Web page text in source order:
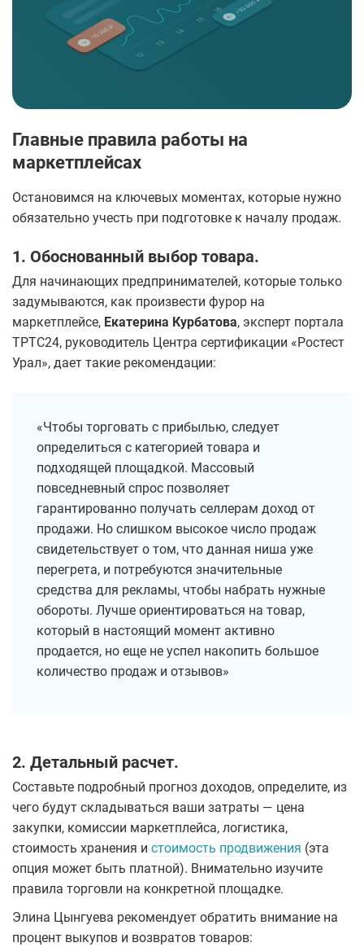
Главные правила работы на
маркетплейсах
Остановимся на ключевых моментах, которые нужно
обязательно учесть при подготовке к началу продаж.
1. Обоснованный выбор товара.
Для начинающих предпринимателей, которые только
задумываются, как произвести фурор на
маркетплейсе, Екатерина Курбатова, эксперт портала
ТРТС24, руководитель Центра сертификации «Ростест
Урал», дает такие рекомендации:
«Чтобы торговать с прибылью, следует
определиться с категорией товара и
подходящей площадкой. Массовый
повседневный спрос позволяет
гарантированно получать селлерам доход от
продажи. Но слишком высокое число продаж
свидетельствует о том, что данная ниша уже
перегрета, и потребуются значительные
средства для рекламы, чтобы набрать нужные
обороты. Лучше ориентироваться на товар,
который в настоящий момент активно
продается, но еще не успел накопить большое
количество продаж и отзывов»
2. Детальный расчет.
Составьте подробный прогноз доходов, определите, из
чего будут складываться ваши затраты — цена
закупки, комиссии маркетплейса, логистика,
стоимость хранения и стоимость продвижения (эта
опция может быть платной). Внимательно изучите
правила торговли на конкретной площадке.
Элина Цынгуева рекомендует обратить внимание на
процент выкупов и возвратов товаров: